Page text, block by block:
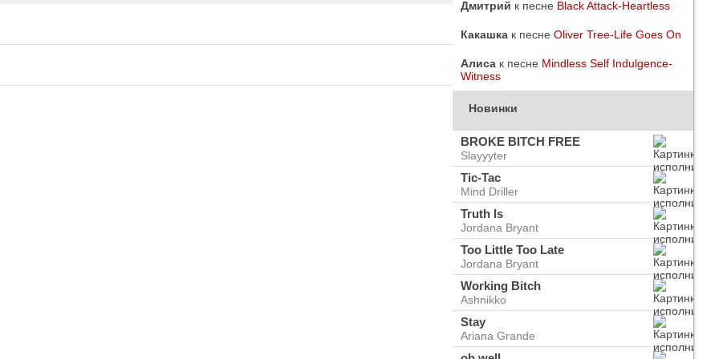
песни Все песни
Дмитрий к песне Black Attack-Heartless
Какашка к песне Oliver Tree-Life Goes On
Алиса к песне Mindless Self Indulgence-
Witness
Новинки
BROKE BITCH FREE
Slayyyter
Tic-Tac
Mind Driller
Truth Is
Jordana Bryant
Too Little Too Late
Jordana Bryant
Working Bitch
Ashnikko
Stay
Ariana Grande